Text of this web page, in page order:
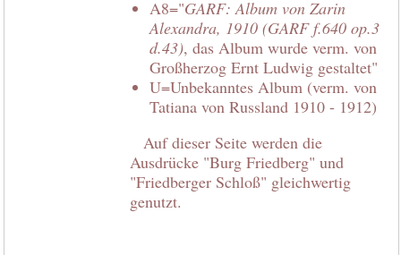
A8="GARF: Album von Zarin
Alexandra, 1910 (GARF f.640 op.3
d.43), das Album wurde verm. von
Großherzog Ernt Ludwig gestaltet"
U=Unbekanntes Album (verm. von
Tatiana von Russland 1910 - 1912)
Auf dieser Seite werden die
Ausdrücke "Burg Friedberg" und
"Friedberger Schloß" gleichwertig
genutzt.